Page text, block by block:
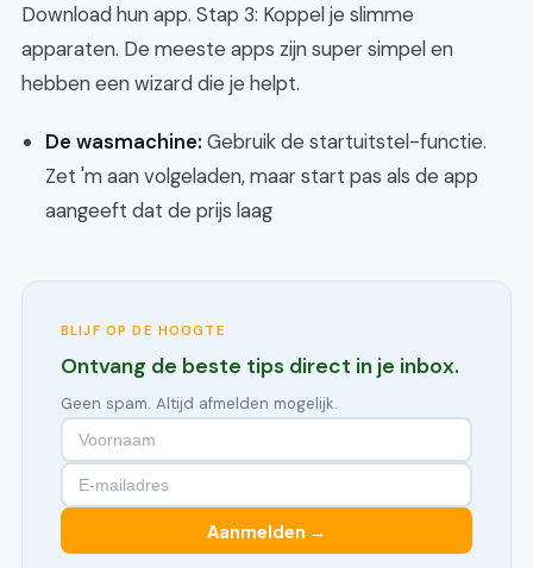
Download hun app. Stap 3: Koppel je slimme
apparaten. De meeste apps zijn super simpel en
hebben een wizard die je helpt.
De wasmachine: Gebruik de startuitstel-functie.
Zet 'm aan volgeladen, maar start pas als de app
aangeeft dat de prijs laag
BLIJF OP DE HOOGTE
Ontvang de beste tips direct in je inbox.
Geen spam. Altijd afmelden mogelijk.
Aanmelden →